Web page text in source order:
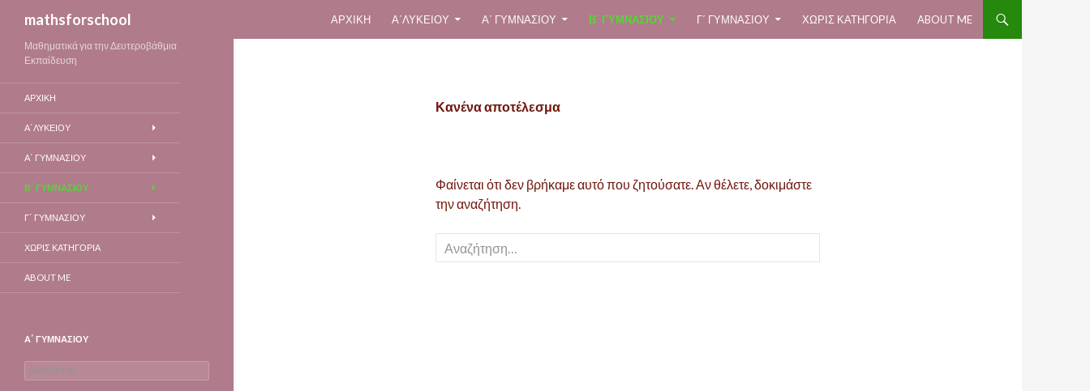
mathsforschool
ΑΡΧΙΚΉ
Α΄ΛΥΚΕΙΟΥ A΄ ΓΥΜΝΑΣΊΟΥ Β΄ ΓΥΜΝΑΣΊΟΥ Γ΄ ΓΥΜΝΑΣΊΟΥ ΧΩΡΊΣ ΚΑΤΗΓΟΡΊΑ ABOUT ME
Κανένα αποτέλεσμα
Φαίνεται ότι δεν βρήκαμε αυτό που ζητούσατε. Αν θέλετε, δοκιμάστε
την αναζήτηση.
Αναζήτηση για:
Μαθηματικά για την Δευτεροβάθμια
Εκπαίδευση
ΑΡΧΙΚΉ
Α΄ΛΥΚΕΙΟΥ
A΄ ΓΥΜΝΑΣΊΟΥ
Β΄ ΓΥΜΝΑΣΊΟΥ
Γ΄ ΓΥΜΝΑΣΊΟΥ
ΧΩΡΊΣ ΚΑΤΗΓΟΡΊΑ
ABOUT ME
Α΄ ΓΥΜΝΑΣΊΟΥ
Αναζήτηση για: